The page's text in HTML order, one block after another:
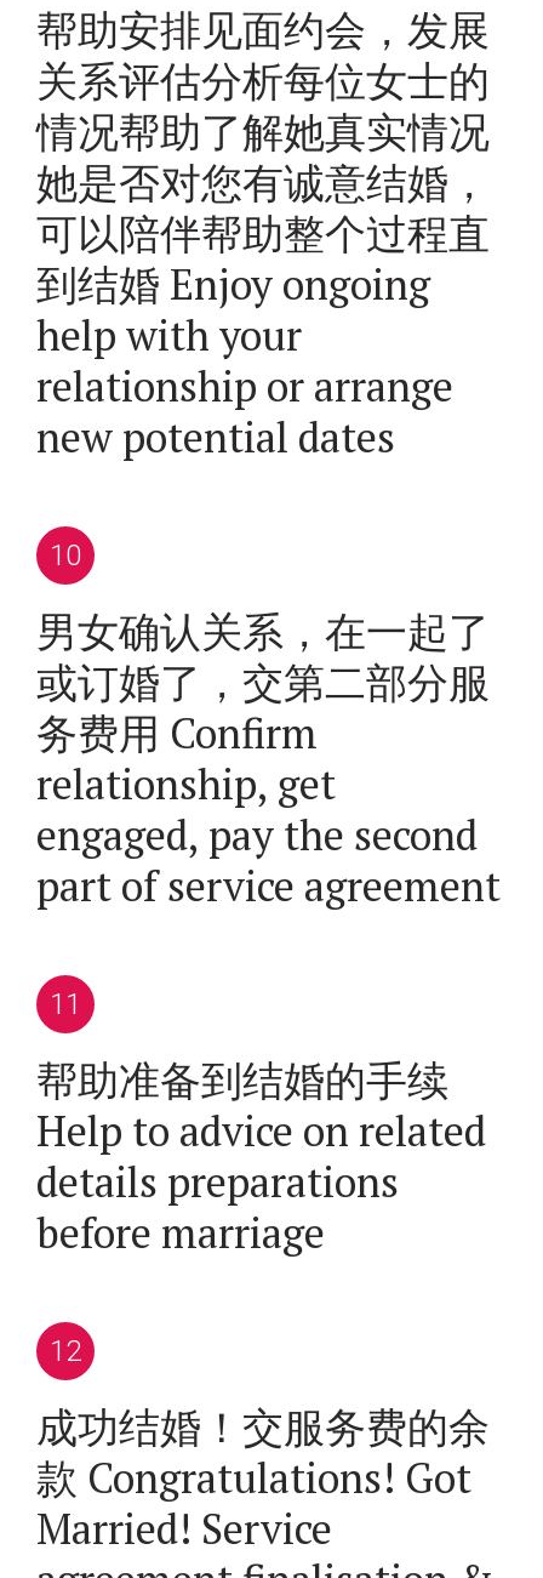
帮助安排见面约会，发展
关系评估分析每位女士的
情况帮助了解她真实情况
她是否对您有诚意结婚，
可以陪伴帮助整个过程直
到结婚 Enjoy ongoing
help with your
relationship or arrange
new potential dates
男女确认关系，在一起了
或订婚了，交第二部分服
务费用 Confirm
relationship, get
engaged, pay the second
part of service agreement
帮助准备到结婚的手续
Help to advice on related
details preparations
before marriage
成功结婚！交服务费的余
款 Congratulations! Got
Married! Service